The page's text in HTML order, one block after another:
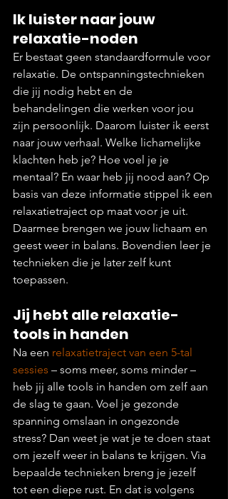
Ik luister naar jouw
relaxatie-noden
Er bestaat geen standaardformule voor
relaxatie. De ontspanningstechnieken
die jij nodig hebt en de
behandelingen die werken voor jou
zijn persoonlijk. Daarom luister ik eerst
naar jouw verhaal. Welke lichamelijke
klachten heb je? Hoe voel je je
mentaal? En waar heb jij nood aan? Op
basis van deze informatie stippel ik een
relaxatietraject op maat voor je uit.
Daarmee brengen we jouw lichaam en
geest weer in balans. Bovendien leer je
technieken die je later zelf kunt
toepassen.
Jij hebt alle relaxatie-
tools in handen
Na een relaxatietraject van een 5-tal
sessies – soms meer, soms minder –
heb jij alle tools in handen om zelf aan
de slag te gaan. Voel je gezonde
spanning omslaan in ongezonde
stress? Dan weet je wat je te doen staat
om jezelf weer in balans te krijgen. Via
bepaalde technieken breng je jezelf
tot een diepe rust. En dat is volgens